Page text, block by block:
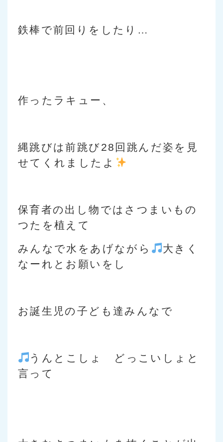
鉄棒で前回りをしたり…
作ったラキュー、
縄跳びは前跳び28回跳んだ姿を見
せてくれましたよ
保育者の出し物ではさつまいもの
つたを植えて
みんなで水をあげながら
大きく
なーれとお願いをし
お誕生児の子ども達みんなで
うんとこしょ どっこいしょと
言って